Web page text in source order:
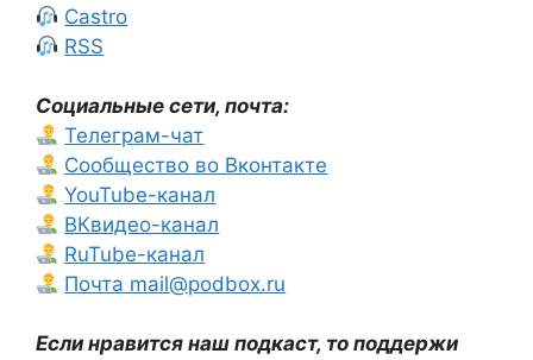
Castro
RSS
Социальные сети, почта:
Телеграм-чат
Сообщество во Вконтакте
YouTube-канал
ВКвидео-канал
RuTube-канал
Почта mail@podbox.ru
Если нравится наш подкаст, то поддержи